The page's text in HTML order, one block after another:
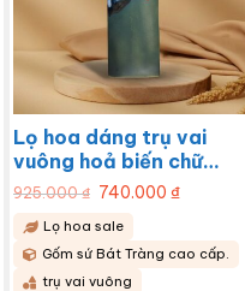
Lọ hoa dáng trụ vai
vuông hoả biến chữ
Thành Công BT-LHS30
925.000₫ Giá
gốc
là:
925.000 ₫.
740.000 ₫Giá
hiện
740.000 ₫.
Lọ hoa sale
Gốm sứ Bát Tràng cao cấp.
trụ vai vuông